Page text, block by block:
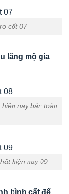
cốt 07
lăng mộ gia
nay bán toàn
hiện nay 09
bình cất để